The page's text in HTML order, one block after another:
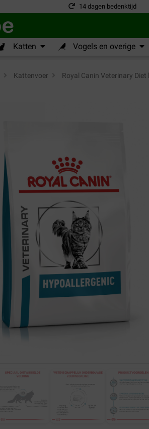
14 dagen bedenktijd
Katten Vogels en overige
Kattenvoer Royal Canin Veterinary